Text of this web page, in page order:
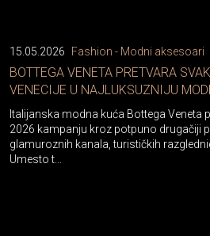
15.05.2026 Fashion - Modni aksesoari
BOTTEGA VENETA PRETVARA
VENECIJE U NAJLUKSUZNIJU
Italijanska modna kuća Bottega Veneta
2026 kampanju kroz potpuno drugačiji
glamuroznih kanala, turističkih
Umesto t...